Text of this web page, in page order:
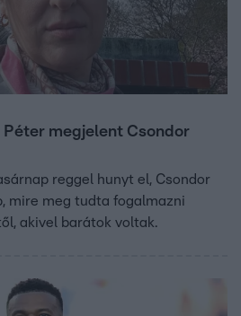
Péter megjelent Csondor
reggel hunyt el, Csondor
mire meg tudta fogalmazni
akivel barátok voltak.